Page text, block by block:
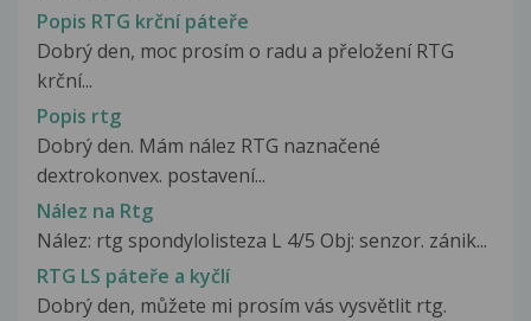
Popis RTG krční páteře
Dobrý den, moc prosím o radu a přeložení RTG
krční...
Popis rtg
Dobrý den. Mám nález RTG naznačené
dextrokonvex. postavení...
Nález na Rtg
Nález: rtg spondylolisteza L 4/5 Obj: senzor. zánik...
RTG LS páteře a kyčlí
Dobrý den, můžete mi prosím vás vysvětlit rtg.